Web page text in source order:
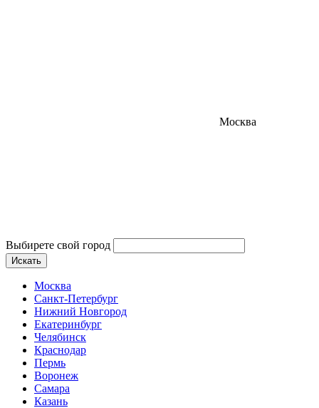
Москва
Выбирете свой город
Искать
Москва
Санкт-Петербург
Нижний Новгород
Екатеринбург
Челябинск
Краснодар
Пермь
Воронеж
Самара
Казань